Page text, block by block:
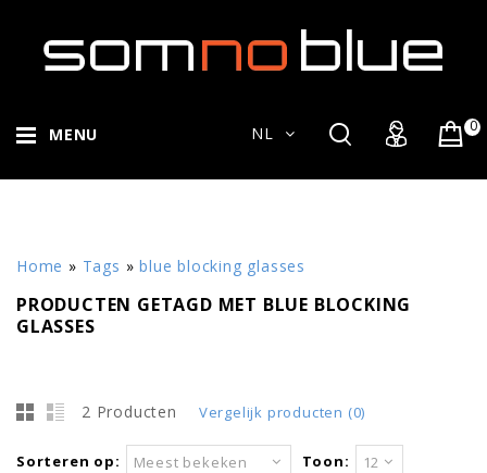
MENU 0
NL
Home » Tags »blue blocking glasses
PRODUCTEN GETAGD MET BLUE BLOCKING
GLASSES
2 Producten Vergelijk producten (0)
Sorteren op: Meest bekeken Toon: 12